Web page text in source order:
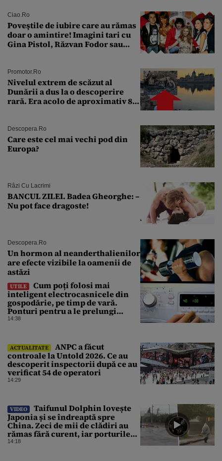
Ciao.ro
Poveştile de iubire care au rămas
doar o amintire! Imagini tari cu
Gina Pistol, Răzvan Fodor sau
Promotor.ro
Nivelul extrem de scăzut al
Dunării a dus la o descoperire
rară. Era acolo de aproximativ 80
Descopera.ro
Care este cel mai vechi pod din
Europa?
Râzi Cu Lacrimi
BANCUL ZILEI. Badea Gheorghe: –
Nu pot face dragoste!
Descopera.ro
Un hormon al neanderthalienilor
are efecte vizibile la oamenii de
astăzi
UTILE
Cum poți folosi mai
inteligent electrocasnicele din
gospodărie, pe timp de vară.
Ponturi pentru a le prelungi
durata de viață
14:38
ACTUALITATE
ANPC a făcut
controale la Untold 2026. Ce au
descoperit inspectorii după ce au
verificat 54 de operatori
14:29
VIDEO
Taifunul Dolphin lovește
Japonia și se îndreaptă spre
China. Zeci de mii de clădiri au
rămas fără curent, iar porturile
au fost închise
14:18